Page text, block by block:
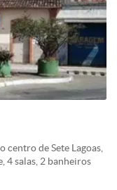
centro de Sete Lagoas,
4 salas, 2 banheiros